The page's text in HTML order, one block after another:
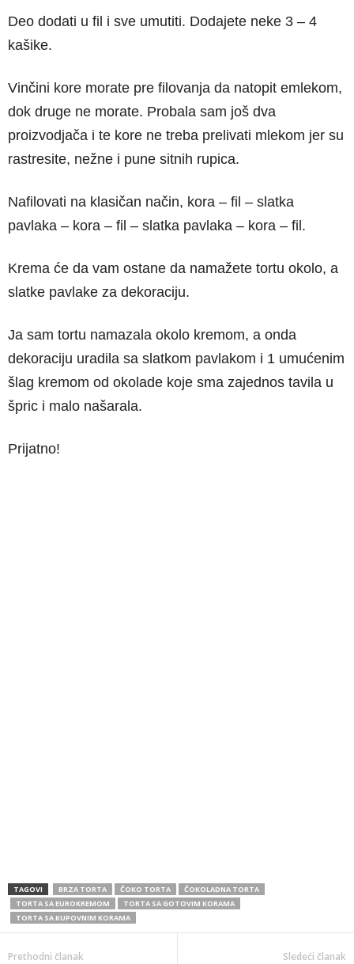
Deo dodati u fil i sve umutiti. Dodajete neke 3 – 4
kašike.
Vinčini kore morate pre filovanja da natopit emlekom,
dok druge ne morate. Probala sam još dva
proizvodjača i te kore ne treba prelivati mlekom jer su
rastresite, nežne i pune sitnih rupica.
Nafilovati na klasičan način, kora – fil – slatka
pavlaka – kora – fil – slatka pavlaka – kora – fil.
Krema će da vam ostane da namažete tortu okolo, a
slatke pavlake za dekoraciju.
Ja sam tortu namazala okolo kremom, a onda
dekoraciju uradila sa slatkom pavlakom i 1 umućenim
šlag kremom od okolade koje sma zajednos tavila u
špric i malo našarala.
Prijatno!
TAGOVI BRZA TORTA ČOKO TORTA
ČOKOLADNA TORTA
TORTA SA EUROKREMOM
TORTA SA GOTOVIM KORAMA
TORTA SA KUPOVNIM KORAMA
Prethodni članak Sledeći članak